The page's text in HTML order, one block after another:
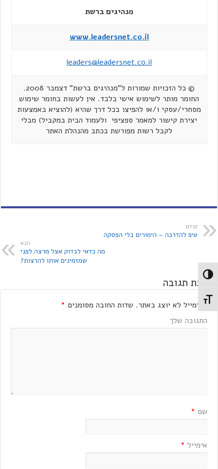
מתג ניגודיות גבוהה
מתג גודל גופן
מנהיגים ברשת
www.leadersnet.co.il
leaders@leadersnet.co.il
© כל הזכויות שמורות ל"מנהיגים ברשת" דצמבר 2008.
החומר מותר לשימוש אישי בלבד. אין לעשות בחומר שימוש
מסחרי/עסקי ו/או להפיצו בכל דרך שהיא (להוציא באמצעות
יצירת קישור למאמר ספציפי ולעמוד הבית במקביל) מבלי
לקבל רשות מפורשת בכתב מהנהלת האתר
קודם
טיפ להדרכה – הימורים בלי הפסקה
הבא
מה כדאי לבדוק אצל מרצה לפני
שמזמינים אותו להרצות?
כתיבת תגובה
האימייל לא יוצג באתר. שדות החובה מסומנים *
התגובה שלך
שם *
אימייל *